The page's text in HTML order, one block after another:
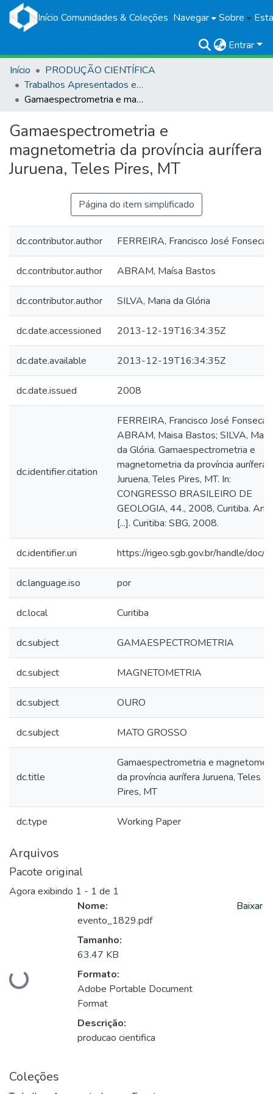
Início Comunidades & Coleções Navegar Sobre
Entrar
Início
PRODUÇÃO CIENTÍFICA
Trabalhos Apresentados em Eventos
Gamaespectrometria e magnetometria da província aurífera Juruena, Teles Pires, MT
Gamaespectrometria e
magnetometria da província aurífera
Juruena, Teles Pires, MT
Página do item simplificado
dc.contributor.author FERREIRA, Francisco José Fonseca
dc.contributor.author ABRAM, Maísa Bastos
dc.contributor.author SILVA, Maria da Glória
dc.date.accessioned 2013-12-19T16:34:35Z
dc.date.available 2013-12-19T16:34:35Z
dc.date.issued 2008
dc.identifier.citation
FERREIRA, Francisco José Fonseca;
ABRAM, Maisa Bastos; SILVA, Maria
da Glória. Gamaespectrometria e
magnetometria da província aurífera
Juruena, Teles Pires, MT. In:
CONGRESSO BRASILEIRO DE
GEOLOGIA, 44., 2008, Curitiba.
[...]. Curitiba: SBG, 2008.
dc.identifier.uri https://rigeo.sgb.gov.br/handle/doc/
dc.language.iso por
dc.local Curitiba
dc.subject GAMAESPECTROMETRIA
dc.subject MAGNETOMETRIA
dc.subject OURO
dc.subject MATO GROSSO
dc.title
Gamaespectrometria e
da província aurífera Juruena, Teles
Pires, MT
dc.type Working Paper
Arquivos
Pacote original
Agora exibindo 1 - 1 de 1
Carregando...
Nome:
evento_1829.pdf
Tamanho:
63.47 KB
Formato:
Adobe Portable Document
Format
Descrição:
producao cientifica
Baixar
Coleções